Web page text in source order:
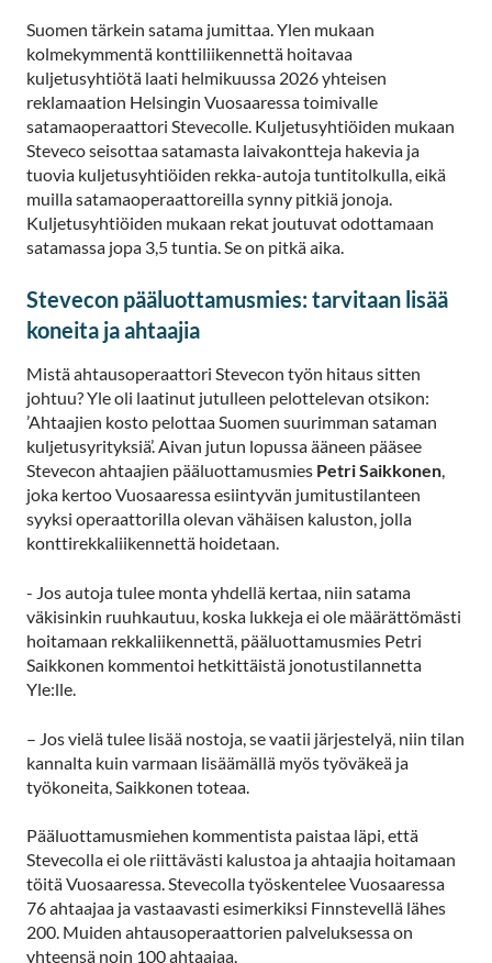
Suomen tärkein satama jumittaa. Ylen mukaan
kolmekymmentä konttiliikennettä hoitavaa
kuljetusyhtiötä laati helmikuussa 2026 yhteisen
reklamaation Helsingin Vuosaaressa toimivalle
satamaoperaattori Stevecolle. Kuljetusyhtiöiden mukaan
Steveco seisottaa satamasta laivakontteja hakevia ja
tuovia kuljetusyhtiöiden rekka-autoja tuntitolkulla, eikä
muilla satamaoperaattoreilla synny pitkiä jonoja.
Kuljetusyhtiöiden mukaan rekat joutuvat odottamaan
satamassa jopa 3,5 tuntia. Se on pitkä aika.
Stevecon pääluottamusmies: tarvitaan lisää
koneita ja ahtaajia
Mistä ahtausoperaattori Stevecon työn hitaus sitten
johtuu? Yle oli laatinut jutulleen pelottelevan otsikon:
’Ahtaajien kosto pelottaa Suomen suurimman sataman
kuljetus­yrityksiä’. Aivan jutun lopussa ääneen pääsee
Stevecon ahtaajien pääluottamusmies Petri Saikkonen,
joka kertoo Vuosaaressa esiintyvän jumitustilanteen
syyksi operaattorilla olevan vähäisen kaluston, jolla
konttirekkaliikennettä hoidetaan.
- Jos autoja tulee monta yhdellä kertaa, niin satama
väkisinkin ruuhkautuu, koska lukkeja ei ole määrättömästi
hoitamaan rekkaliikennettä, pääluottamusmies Petri
Saikkonen kommentoi hetkittäistä jonotustilannetta
Yle:lle.
– Jos vielä tulee lisää nostoja, se vaatii järjestelyä, niin tilan
kannalta kuin varmaan lisäämällä myös työväkeä ja
työkoneita, Saikkonen toteaa.
Pääluottamusmiehen kommentista paistaa läpi, että
Stevecolla ei ole riittävästi kalustoa ja ahtaajia hoitamaan
töitä Vuosaaressa. Stevecolla työskentelee Vuosaaressa
76 ahtaajaa ja vastaavasti esimerkiksi Finnstevellä lähes
200. Muiden ahtausoperaattorien palveluksessa on
yhteensä noin 100 ahtaajaa.